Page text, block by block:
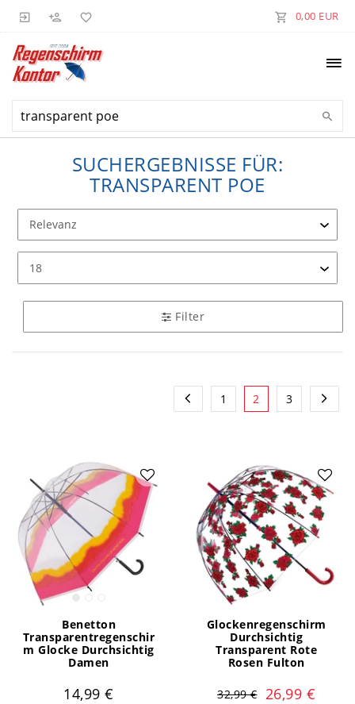
0,00 EUR
SUCHERGEBNISSE FÜR:
TRANSPARENT POE
Filter
1 2 3
Benetton
Transparentregenschir
m Glocke Durchsichtig
Damen
14,99 €
Glockenregenschirm
Durchsichtig
Transparent Rote
Rosen Fulton
32,99 € 26,99 €